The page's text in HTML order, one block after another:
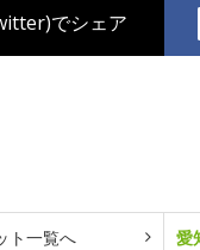
でシェア
ト一覧へ 愛